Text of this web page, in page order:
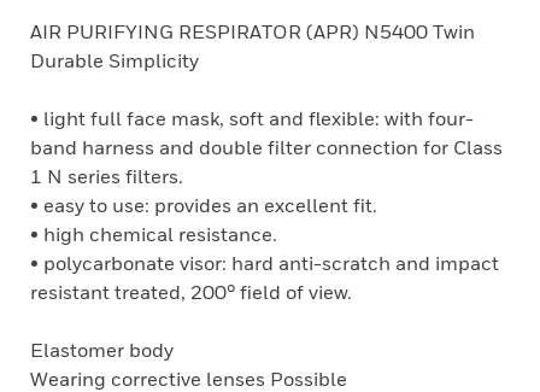
AIR PURIFYING RESPIRATOR (APR) N5400 Twin
Durable Simplicity
• light full face mask, soft and flexible: with four-
band harness and double filter connection for Class
1 N series filters.
• easy to use: provides an excellent fit.
• high chemical resistance.
• polycarbonate visor: hard anti-scratch and impact
resistant treated, 200° field of view.
Elastomer body
Wearing corrective lenses Possible